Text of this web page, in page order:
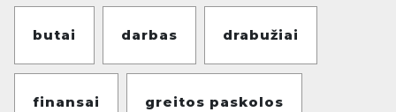
butai darbas drabužiai
finansai greitos paskolos